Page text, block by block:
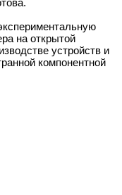
на открытой
устройств и
компонентной